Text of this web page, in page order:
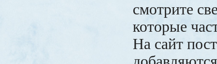
смотрите
которые
На сайт